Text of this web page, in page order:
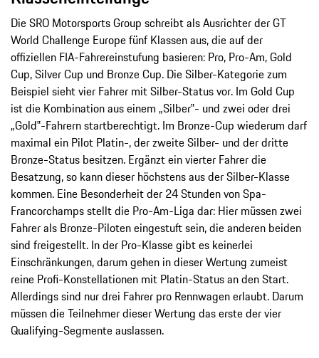
Die SRO Motorsports Group schreibt als Ausrichter der GT
World Challenge Europe fünf Klassen aus, die auf der
offiziellen FIA-Fahrereinstufung basieren: Pro, Pro-Am, Gold
Cup, Silver Cup und Bronze Cup. Die Silber-Kategorie zum
Beispiel sieht vier Fahrer mit Silber-Status vor. Im Gold Cup
ist die Kombination aus einem „Silber‟- und zwei oder drei
„Gold‟-Fahrern startberechtigt. Im Bronze-Cup wiederum darf
maximal ein Pilot Platin-, der zweite Silber- und der dritte
Bronze-Status besitzen. Ergänzt ein vierter Fahrer die
Besatzung, so kann dieser höchstens aus der Silber-Klasse
kommen. Eine Besonderheit der 24 Stunden von Spa-
Francorchamps stellt die Pro-Am-Liga dar: Hier müssen zwei
Fahrer als Bronze-Piloten eingestuft sein, die anderen beiden
sind freigestellt. In der Pro-Klasse gibt es keinerlei
Einschränkungen, darum gehen in dieser Wertung zumeist
reine Profi-Konstellationen mit Platin-Status an den Start.
Allerdings sind nur drei Fahrer pro Rennwagen erlaubt. Darum
müssen die Teilnehmer dieser Wertung das erste der vier
Qualifying-Segmente auslassen.